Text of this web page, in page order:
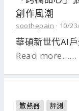
創作風潮
soothepain 10/
華碩新世代AI
Read more……
散熱器 評測